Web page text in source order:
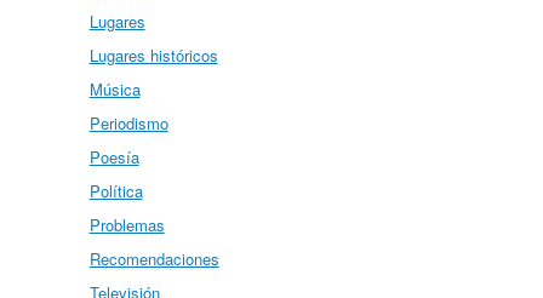
Lugares
Lugares históricos
Música
Periodismo
Poesía
Política
Problemas
Recomendaciones
Televisión